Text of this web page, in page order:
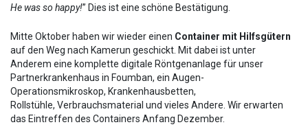
He was so happy!” Dies ist eine schöne Bestätigung.
Mitte Oktober haben wir wieder einen Container mit Hilfsgütern
auf den Weg nach Kamerun geschickt. Mit dabei ist unter
Anderem eine komplette digitale Röntgenanlage für unser
Partnerkrankenhaus in Foumban, ein Augen-
Operationsmikroskop, Krankenhausbetten,
Rollstühle, Verbrauchsmaterial und vieles Andere. Wir erwarten
das Eintreffen des Containers Anfang Dezember.